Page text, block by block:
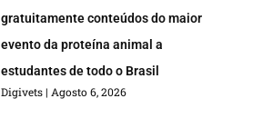
gratuitamente conteúdos do maior
evento da proteína animal a
estudantes de todo o Brasil
Digivets Agosto 6, 2026